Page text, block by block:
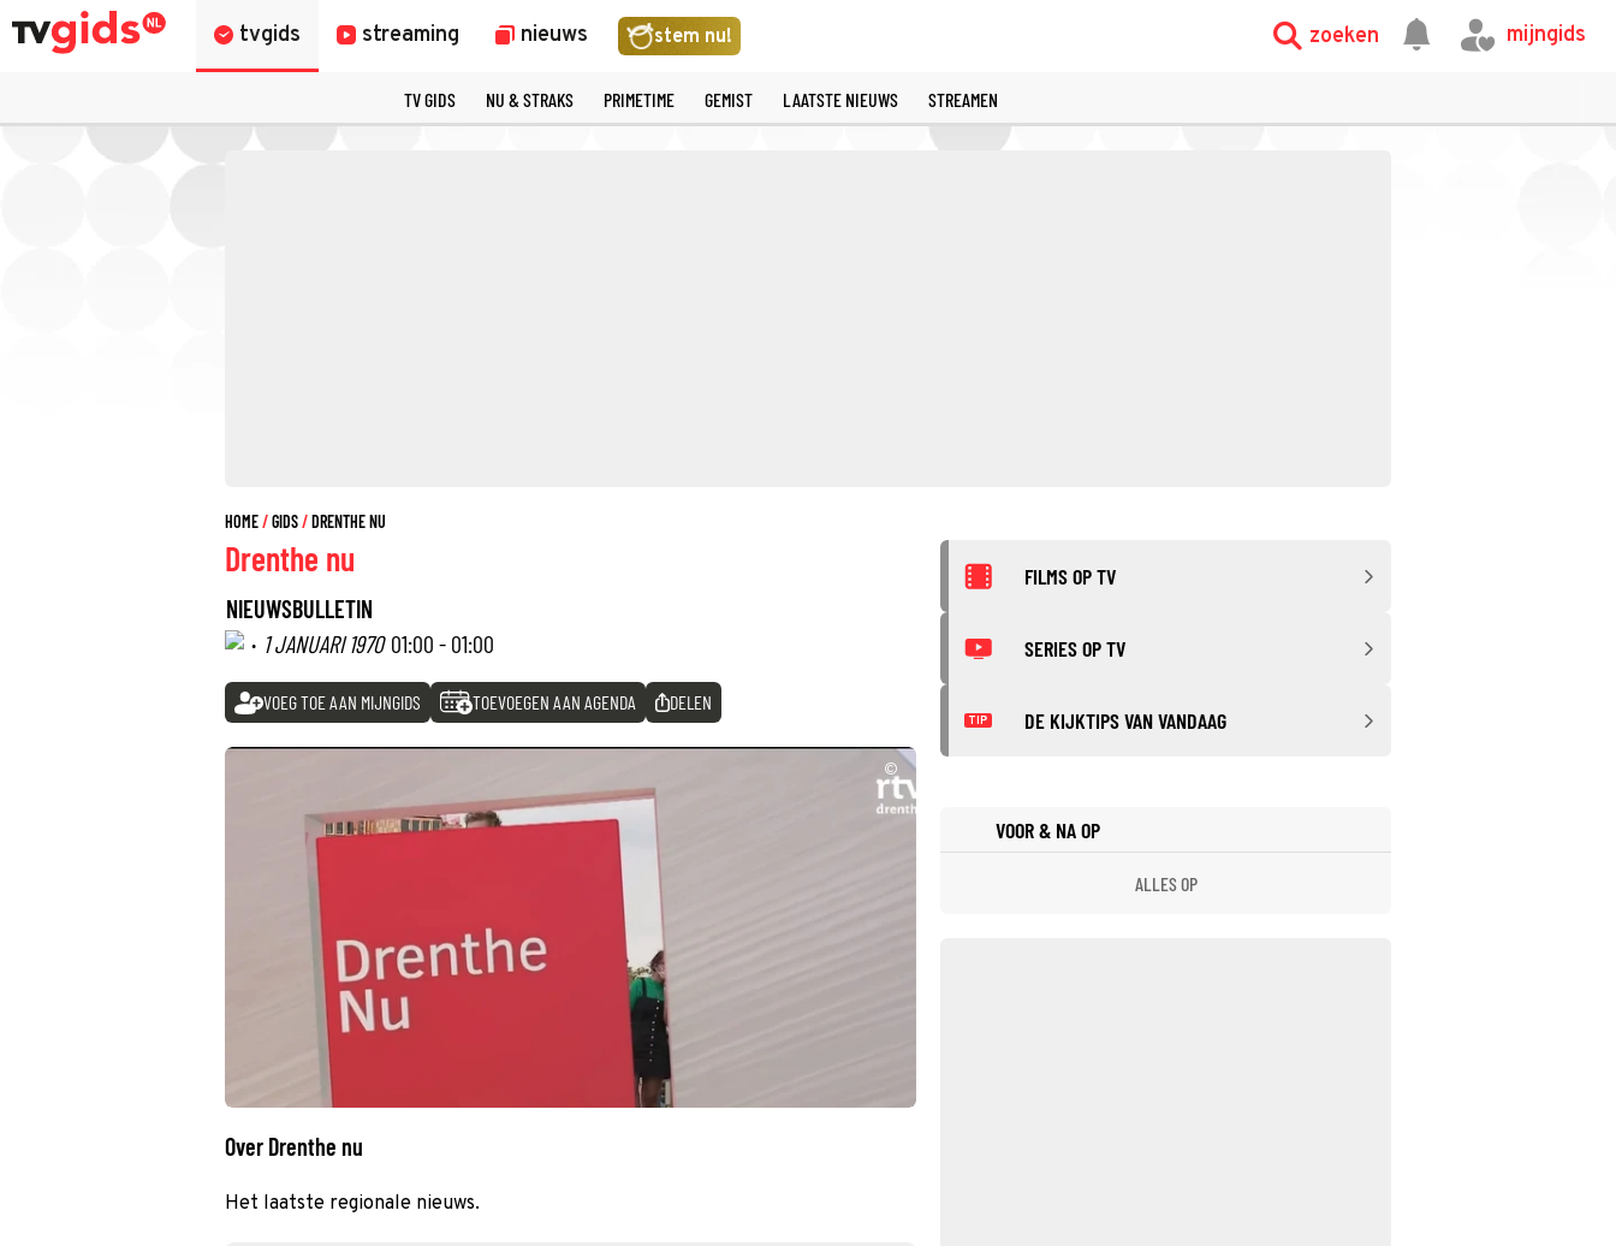
tvgids streaming nieuws stem nu! zoeken mijngids
TV GIDS NU & STRAKS PRIMETIME GEMIST LAATSTE NIEUWS STREAMEN
HOME GIDS DRENTHE NU
Drenthe nu
NIEUWSBULLETIN
· 1 JANUARI 1970 01:00 - 01:00
VOEG TOE AAN MIJNGIDS TOEVOEGEN AAN AGENDA DELEN
©
Over Drenthe nu
Het laatste regionale nieuws.
FILMS OP TV
SERIES OP TV
TIP DE KIJKTIPS VAN VANDAAG
VOOR & NA OP
ALLES OP